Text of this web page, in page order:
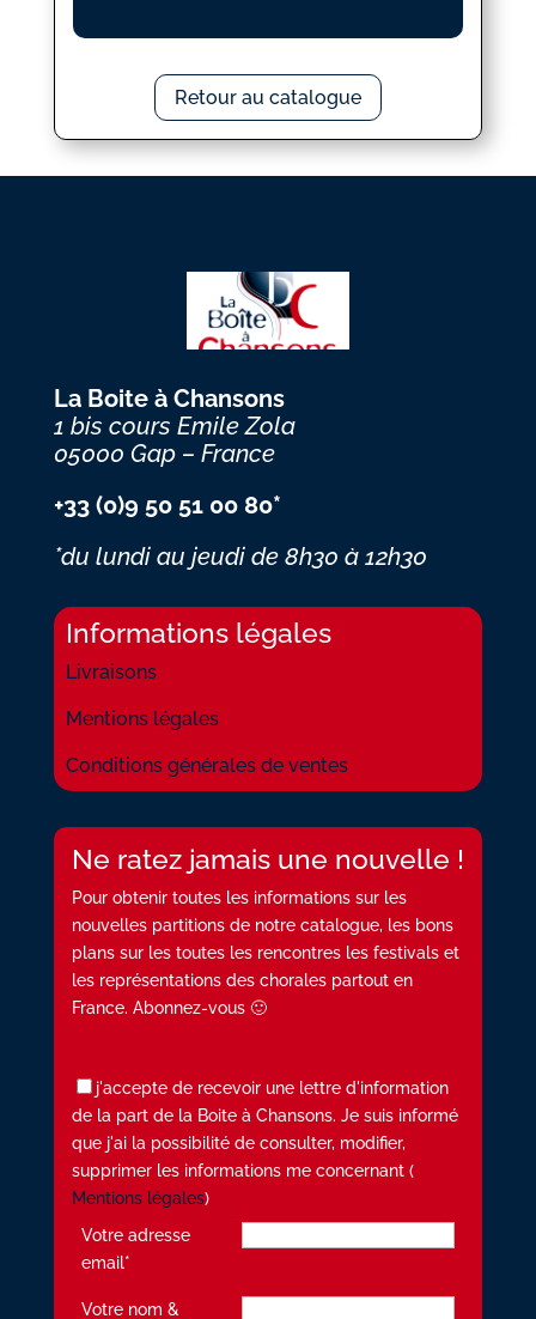
Retour au catalogue
La Boite à Chansons
1 bis cours Emile Zola
05000 Gap – France
+33 (0)9 50 51 00 80*
*du lundi au jeudi de 8h30 à 12h30
Informations légales
Livraisons
Mentions légales
Conditions générales de ventes
Ne ratez jamais une nouvelle !
Pour obtenir toutes les informations sur les
nouvelles partitions de notre catalogue, les bons
plans sur les toutes les rencontres les festivals et
les représentations des chorales partout en
France. Abonnez-vous 🙂
j'accepte de recevoir une lettre d'information
de la part de la Boite à Chansons. Je suis informé
que j'ai la possibilité de consulter, modifier,
supprimer les informations me concernant (
Mentions légales)
Votre adresse
email*
Votre nom &